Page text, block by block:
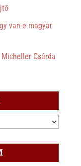
van-e magyar
Micheller Csárda